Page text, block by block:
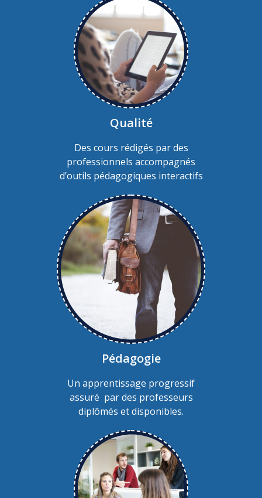
Qualité
Des cours rédigés par des
professionnels accompagnés
d’outils pédagogiques interactifs
Pédagogie
Un apprentissage progressif
assuré par des professeurs
diplômés et disponibles.